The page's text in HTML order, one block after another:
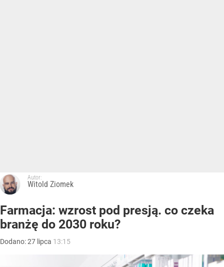
Autor:
Witold Ziomek
Farmacja: wzrost pod presją. co czeka
branżę do 2030 roku?
Dodano:27 lipca 13:15